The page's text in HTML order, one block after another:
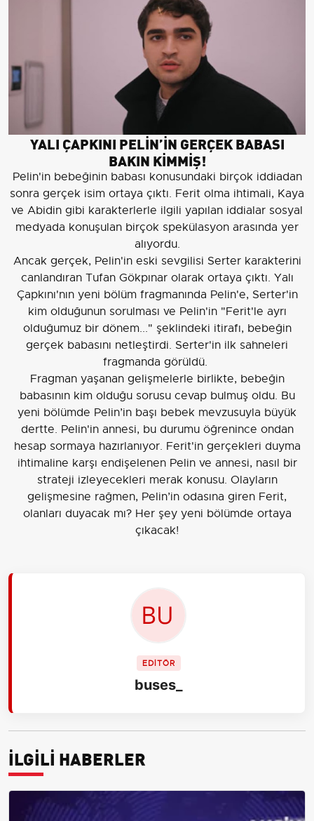
YALI ÇAPKINI PELİN’İN GERÇEK BABASI
BAKIN KİMMİŞ!
Pelin'in bebeğinin babası konusundaki birçok iddiadan
sonra gerçek isim ortaya çıktı. Ferit olma ihtimali, Kaya
ve Abidin gibi karakterlerle ilgili yapılan iddialar sosyal
medyada konuşulan birçok spekülasyon arasında yer
alıyordu.
Ancak gerçek, Pelin'in eski sevgilisi Serter karakterini
canlandıran Tufan Gökpınar olarak ortaya çıktı. Yalı
Çapkını'nın yeni bölüm fragmanında Pelin'e, Serter'in
kim olduğunun sorulması ve Pelin'in "Ferit'le ayrı
olduğumuz bir dönem..." şeklindeki itirafı, bebeğin
gerçek babasını netleştirdi. Serter'in ilk sahneleri
fragmanda görüldü.
Fragman yaşanan gelişmelerle birlikte, bebeğin
babasının kim olduğu sorusu cevap bulmuş oldu. Bu
yeni bölümde Pelin’in başı bebek mevzusuyla büyük
dertte. Pelin'in annesi, bu durumu öğrenince ondan
hesap sormaya hazırlanıyor. Ferit'in gerçekleri duyma
ihtimaline karşı endişelenen Pelin ve annesi, nasıl bir
strateji izleyecekleri merak konusu. Olayların
gelişmesine rağmen, Pelin’in odasına giren Ferit,
olanları duyacak mı? Her şey yeni bölümde ortaya
çıkacak!
EDİTÖR
buses_
İLGİLİ HABERLER